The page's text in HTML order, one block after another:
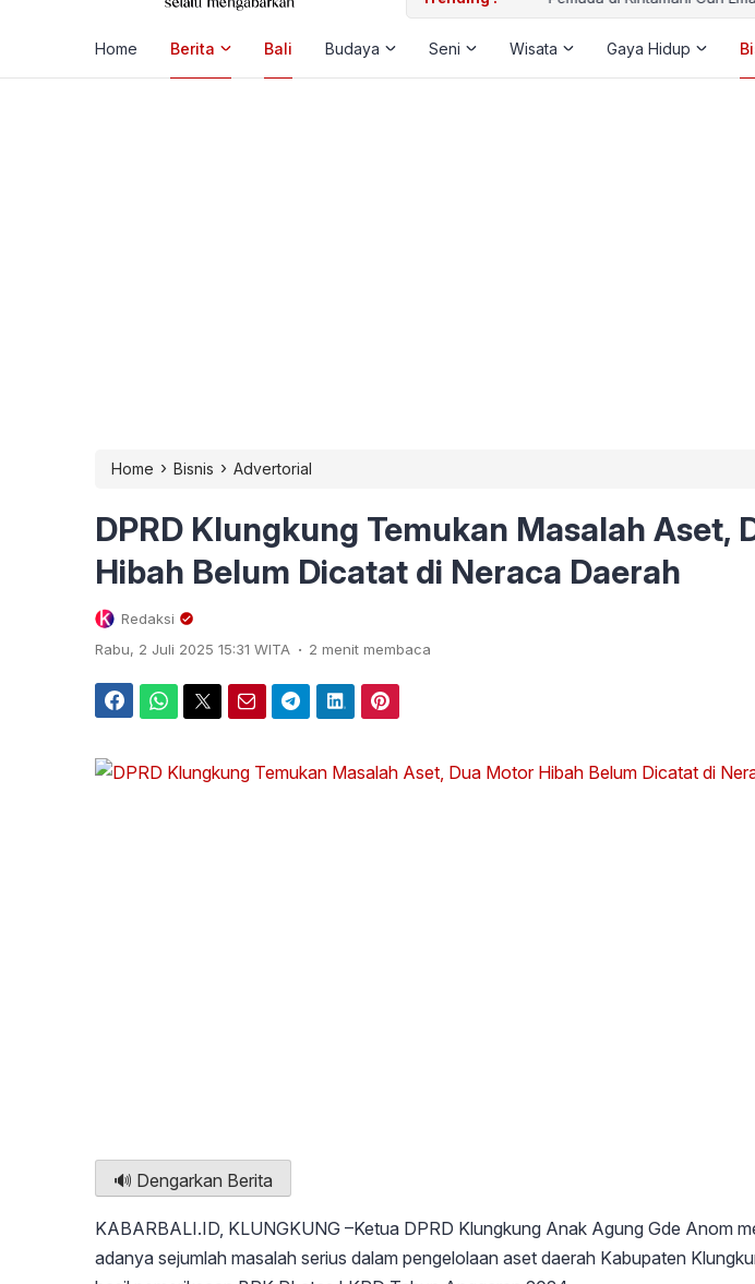
Home Berita Bali Budaya Seni Wisata Gaya Hidup
Home › Bisnis › Advertorial
DPRD Klungkung Temukan Masalah Aset,
Hibah Belum Dicatat di Neraca Daerah
Redaksi
Rabu, 2 Juli 2025 15:31 WITA . 2 menit membaca
🔊 Dengarkan Berita
KABARBALI.ID, KLUNGKUNG –Ketua DPRD Klungkung Anak Agung Gde Anom
adanya sejumlah masalah serius dalam pengelolaan aset daerah Kabupaten